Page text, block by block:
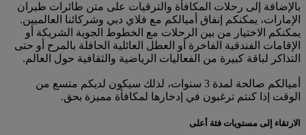
بالإضافة إلى رحلات المكافأة والترقيات على متن طائرات طيران
الإمارات، يمكنكم إنفاق أميالكم مع فلاي دبي وشركائنا العالميين.
يمكنكم الاختيار من بين الرحلات مع الخطوط الجوية الشريكة أو
الإقامات الفندقية الفاخرة أو العطل العائلية الحافلة بالمرح أو حتى
التذاكر لباقة كبيرة من الفعاليات الرياضية والثقافية حول العالم.
أميالكم صالحة لمدة 3 سنوات، لذلك سيكون لديكم متسع من
الوقت إذا كنتم ترغبون في إدخارها لمكافأة مميزة بحق.
الارتقاء إلى مستويات فئة أعلى